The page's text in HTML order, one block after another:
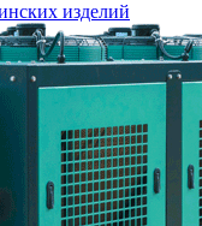
изделий